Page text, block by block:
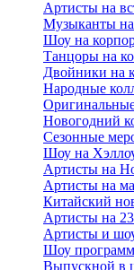
Артисты на
Музыканты на
Шоу на
Танцоры на
Двойники на
Народные
Новогодний
Сезонные
Шоу на
Артисты на
Артисты на
Китайский
Артисты на
Артисты и
Шоу
Выпускной в